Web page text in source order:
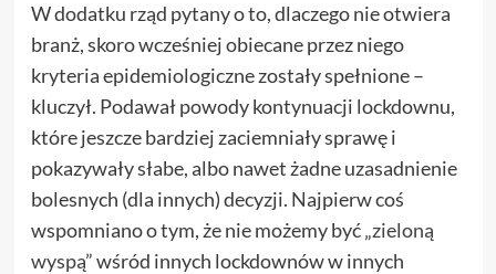
W dodatku rząd pytany o to, dlaczego nie otwiera
branż, skoro wcześniej obiecane przez niego
kryteria epidemiologiczne zostały spełnione –
kluczył. Podawał powody kontynuacji lockdownu,
które jeszcze bardziej zaciemniały sprawę i
pokazywały słabe, albo nawet żadne uzasadnienie
bolesnych (dla innych) decyzji. Najpierw coś
wspomniano o tym, że nie możemy być„zieloną
wyspą”wśród innych lockdownów w innych